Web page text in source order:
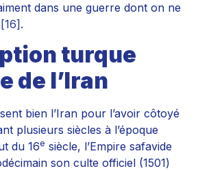
dans une guerre dont on ne
[16] .
turque
de l’Iran
bien l’Iran pour l’avoir côtoyé
plusieurs siècles à l’époque
du 16e siècle, l’Empire safavide
son culte officiel (1501)